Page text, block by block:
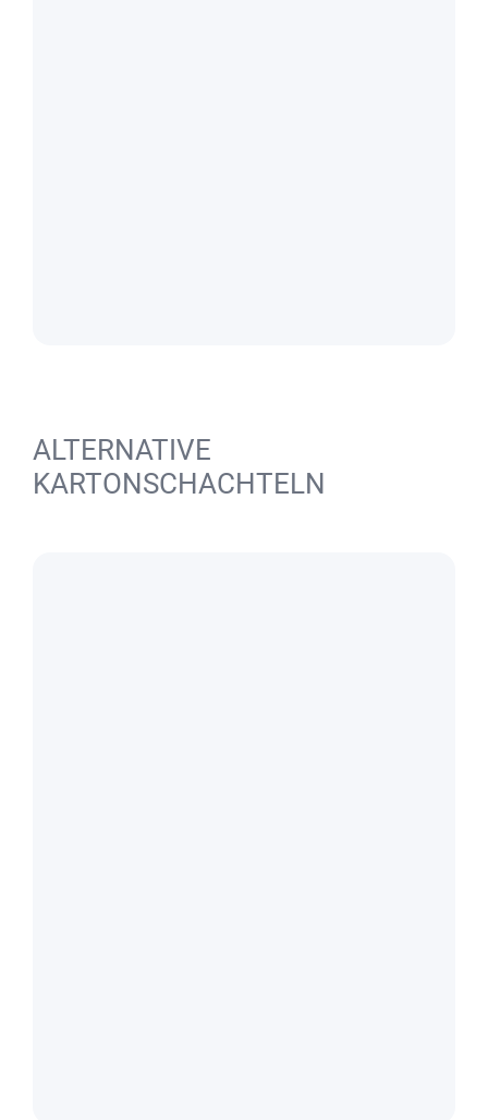
ALTERNATIVE
KARTONSCHACHTELN